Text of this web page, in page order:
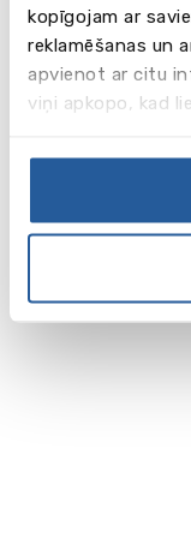
kopīgojam ar
reklamēšanas un
apvienot ar citu
viņi apkopo, kad